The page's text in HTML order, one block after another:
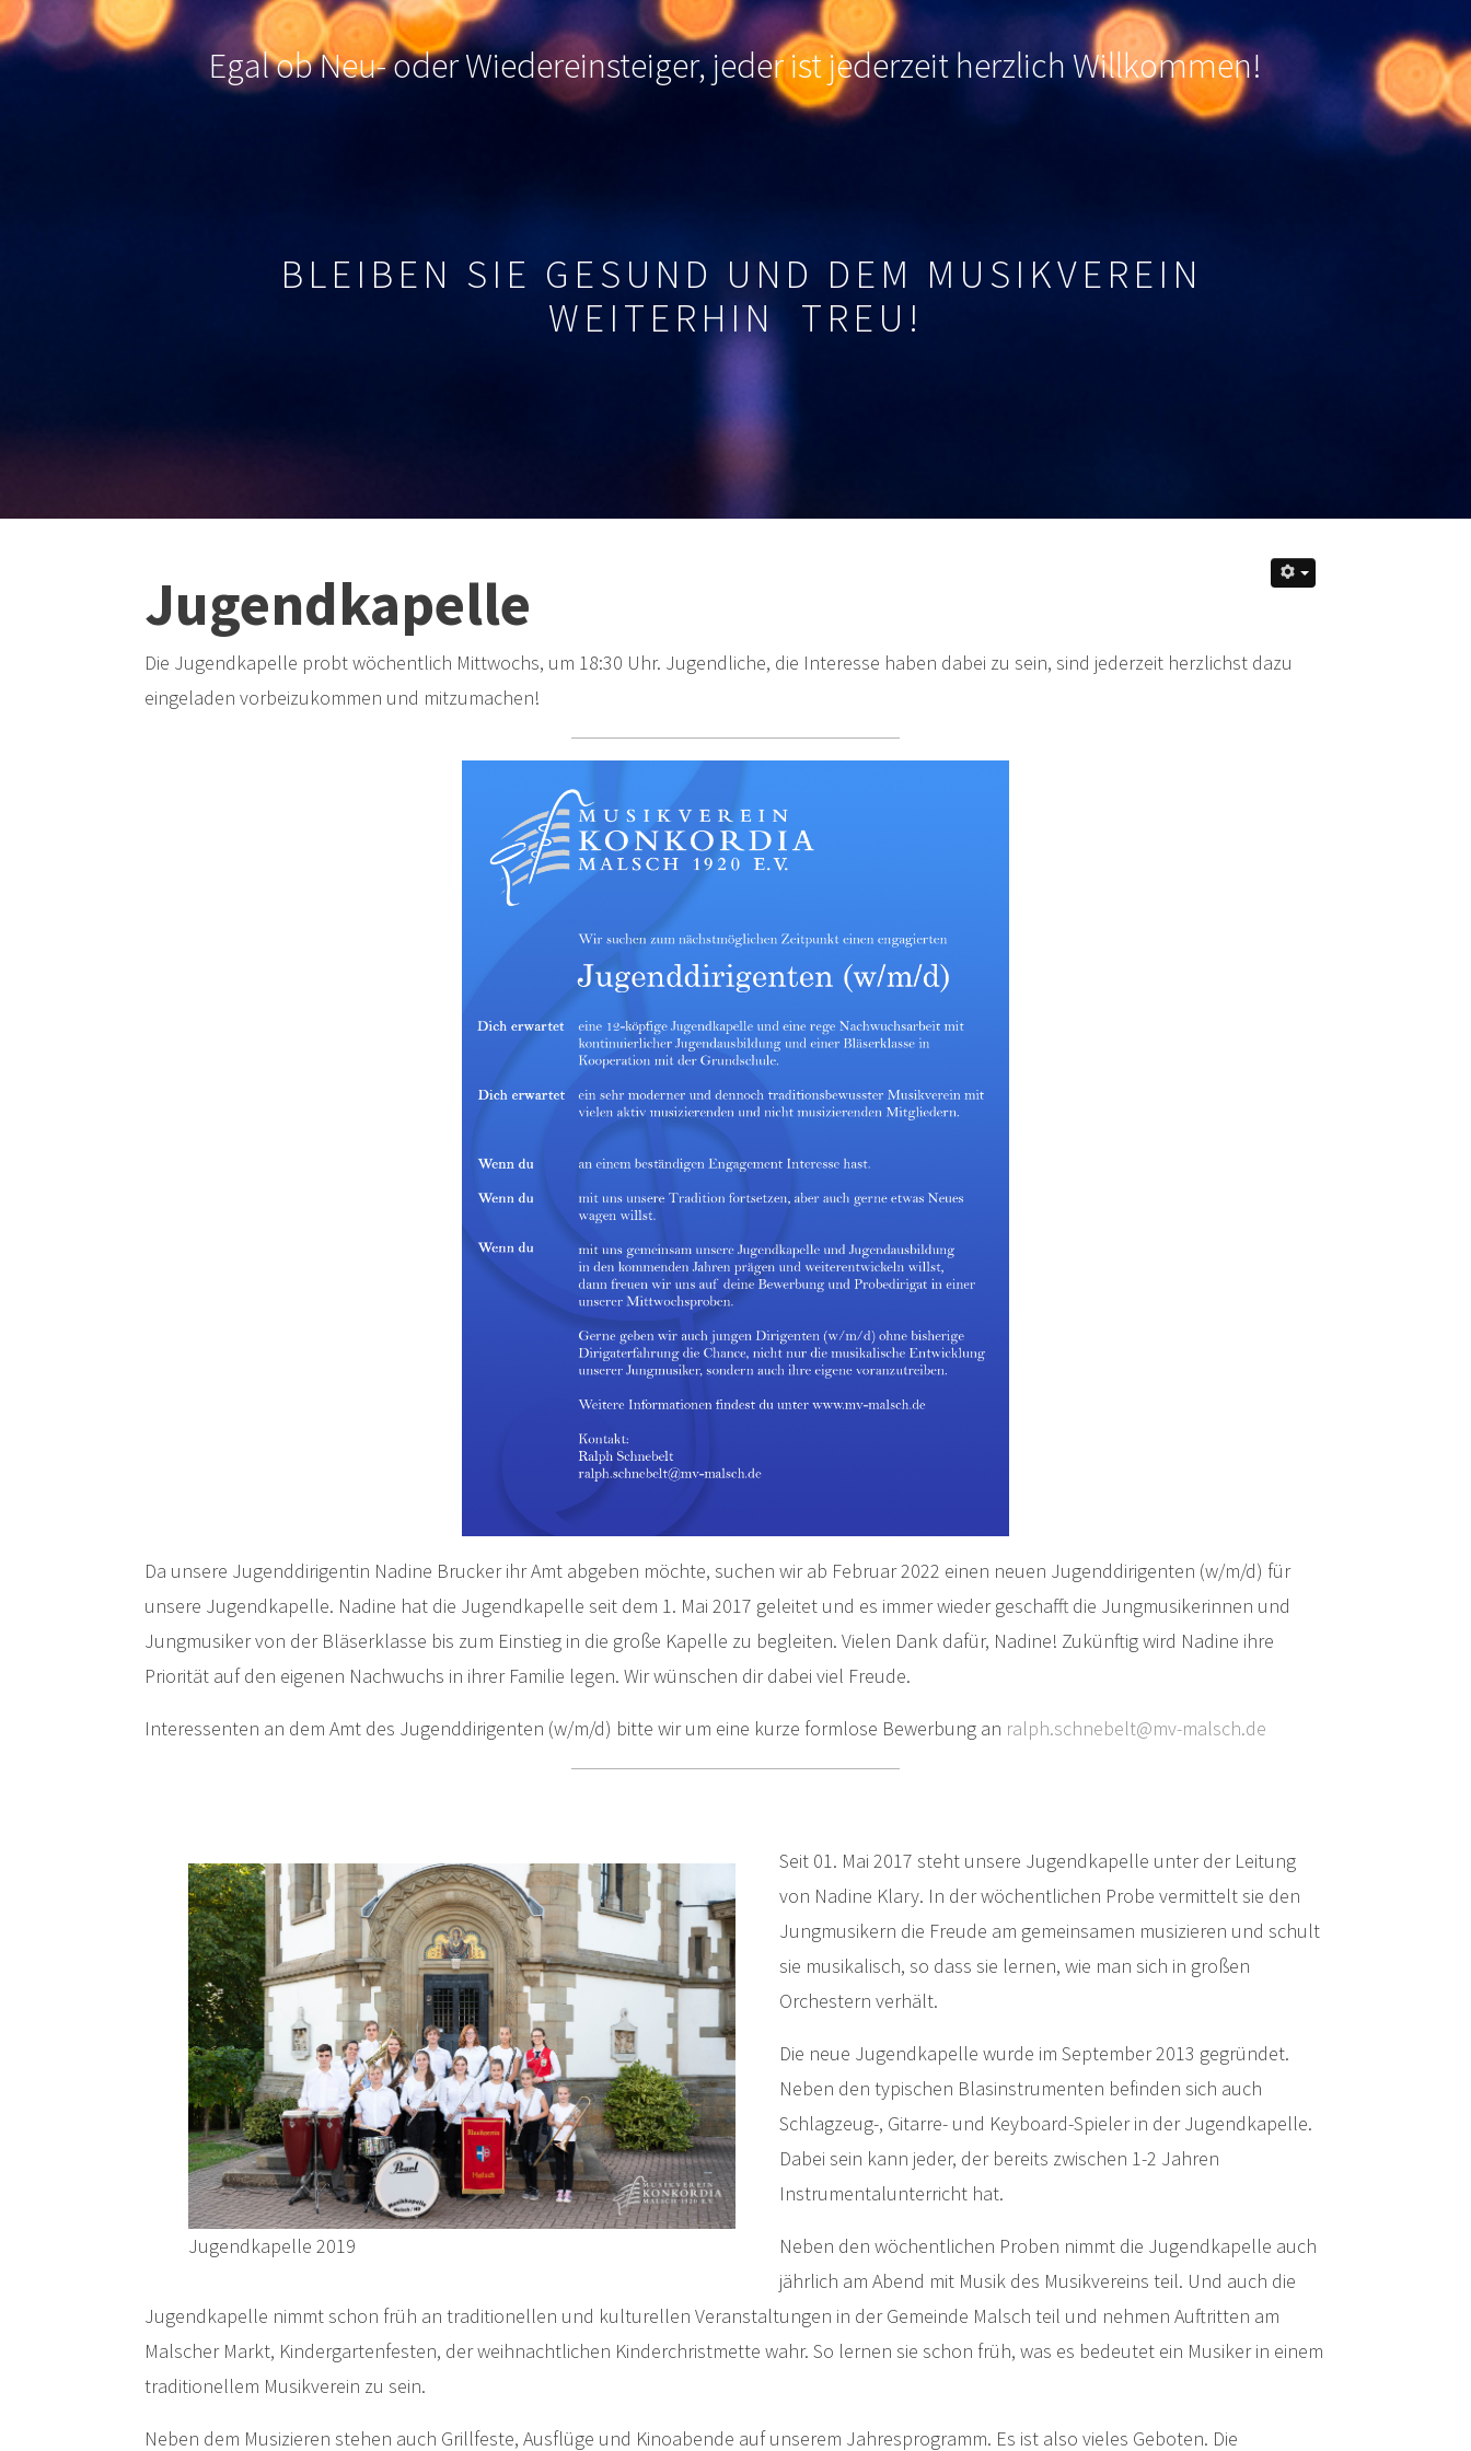
Egal ob Neu- oder Wiedereinsteiger, jeder ist jederzeit herzlich Willkommen!
BLEIBEN SIE GESUND UND DEM MUSIKVEREIN
WEITERHIN TREU!
Jugendkapelle
Die Jugendkapelle probt wöchentlich Mittwochs, um 18:30 Uhr. Jugendliche, die Interesse haben dabei zu sein, sind jederzeit herzlichst dazu
eingeladen vorbeizukommen und mitzumachen!
Da unsere Jugenddirigentin Nadine Brucker ihr Amt abgeben möchte, suchen wir ab Februar 2022 einen neuen Jugenddirigenten (w/m/d) für
unsere Jugendkapelle. Nadine hat die Jugendkapelle seit dem 1. Mai 2017 geleitet und es immer wieder geschafft die Jungmusikerinnen und
Jungmusiker von der Bläserklasse bis zum Einstieg in die große Kapelle zu begleiten. Vielen Dank dafür, Nadine! Zukünftig wird Nadine ihre
Priorität auf den eigenen Nachwuchs in ihrer Familie legen. Wir wünschen dir dabei viel Freude.
Interessenten an dem Amt des Jugenddirigenten (w/m/d) bitte wir um eine kurze formlose Bewerbung an ralph.schnebelt@mv-malsch.de
Jugendkapelle 2019
Seit 01. Mai 2017 steht unsere Jugendkapelle unter der Leitung
von Nadine Klary. In der wöchentlichen Probe vermittelt sie den
Jungmusikern die Freude am gemeinsamen musizieren und schult
sie musikalisch, so dass sie lernen, wie man sich in großen
Orchestern verhält.
Die neue Jugendkapelle wurde im September 2013 gegründet.
Neben den typischen Blasinstrumenten befinden sich auch
Schlagzeug-, Gitarre- und Keyboard-Spieler in der Jugendkapelle.
Dabei sein kann jeder, der bereits zwischen 1-2 Jahren
Instrumentalunterricht hat.
Neben den wöchentlichen Proben nimmt die Jugendkapelle auch
jährlich am Abend mit Musik des Musikvereins teil. Und auch die
Jugendkapelle nimmt schon früh an traditionellen und kulturellen Veranstaltungen in der Gemeinde Malsch teil und nehmen Auftritten am
Malscher Markt, Kindergartenfesten, der weihnachtlichen Kinderchristmette wahr. So lernen sie schon früh, was es bedeutet ein Musiker in einem
traditionellem Musikverein zu sein.
Neben dem Musizieren stehen auch Grillfeste, Ausflüge und Kinoabende auf unserem Jahresprogramm. Es ist also vieles Geboten. Die